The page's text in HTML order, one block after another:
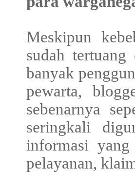
Meskipun
sudah
banyak
pewarta,
sebenarnya
seringkali
informasi
pelayanan,